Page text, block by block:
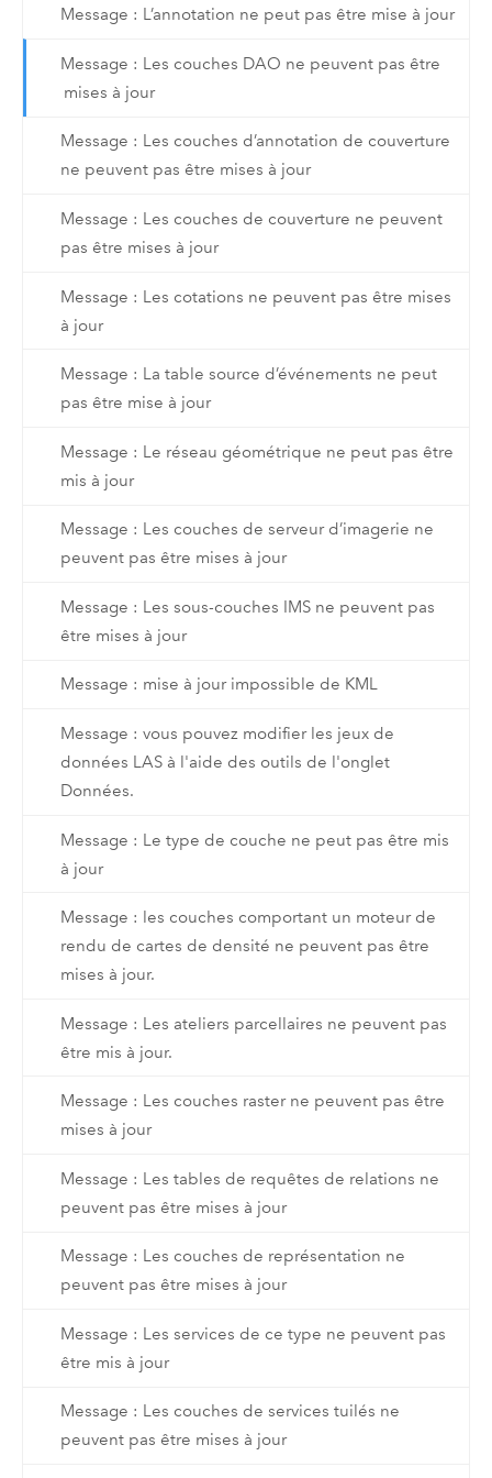
Message : L’annotation ne peut pas être mise à jour
Message : Les couches DAO ne peuvent pas être
mises à jour
Message : Les couches d’annotation de couverture
ne peuvent pas être mises à jour
Message : Les couches de couverture ne peuvent
pas être mises à jour
Message : Les cotations ne peuvent pas être mises
à jour
Message : La table source d’événements ne peut
pas être mise à jour
Message : Le réseau géométrique ne peut pas être
mis à jour
Message : Les couches de serveur d’imagerie ne
peuvent pas être mises à jour
Message : Les sous-couches IMS ne peuvent pas
être mises à jour
Message : mise à jour impossible de KML
Message : vous pouvez modifier les jeux de
données LAS à l'aide des outils de l'onglet
Données.
Message : Le type de couche ne peut pas être mis
à jour
Message : les couches comportant un moteur de
rendu de cartes de densité ne peuvent pas être
mises à jour.
Message : Les ateliers parcellaires ne peuvent pas
être mis à jour.
Message : Les couches raster ne peuvent pas être
mises à jour
Message : Les tables de requêtes de relations ne
peuvent pas être mises à jour
Message : Les couches de représentation ne
peuvent pas être mises à jour
Message : Les services de ce type ne peuvent pas
être mis à jour
Message : Les couches de services tuilés ne
peuvent pas être mises à jour